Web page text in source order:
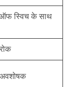
ऑफ स्विच के साथ
अवशोषक